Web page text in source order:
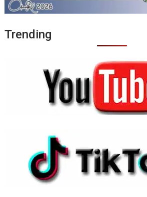
Trending